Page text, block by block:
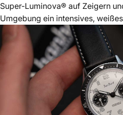
Super-Luminova® auf Zeigern
Umgebung ein intensives,